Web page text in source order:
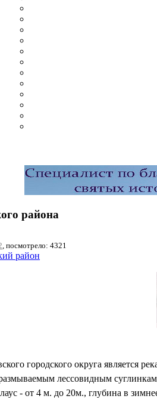
района
, посмотрело: 4321
район
городского округа является
лессовидным
- от 4 м. до 20м., глубина в